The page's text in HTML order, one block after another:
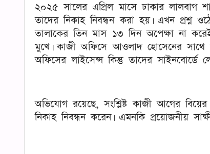
২০২৫ সালের এপ্রিল মাসে ঢাকার লালবাগ
তাদের নিকাহ নিবন্ধন করা হয়। এখন প্রশ্ন
তালাকের তিন মাস ১৩ দিন অপেক্ষা না
মুখে। কাজী অফিসে আওলাদ হোসেনের সাথে
অফিসের লাইসেন্স কিন্তু তাদের
অভিযোগ রয়েছে, সংশ্লিষ্ট কাজী আগের
নিকাহ নিবন্ধন করেন। এমনকি প্রয়োজনীয়